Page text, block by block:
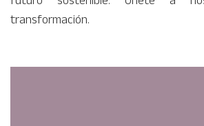
transformación.